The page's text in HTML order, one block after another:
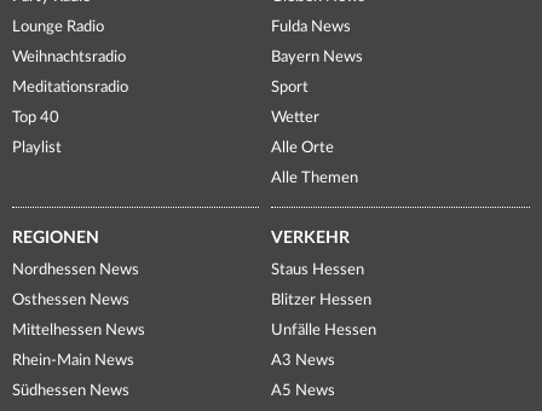
Lounge Radio
Weihnachtsradio
Meditationsradio
Top 40
Playlist
Fulda News
Bayern News
Sport
Wetter
Alle Orte
Alle Themen
REGIONEN
Nordhessen News
Osthessen News
Mittelhessen News
Rhein-Main News
Südhessen News
VERKEHR
Staus Hessen
Blitzer Hessen
Unfälle Hessen
A3 News
A5 News